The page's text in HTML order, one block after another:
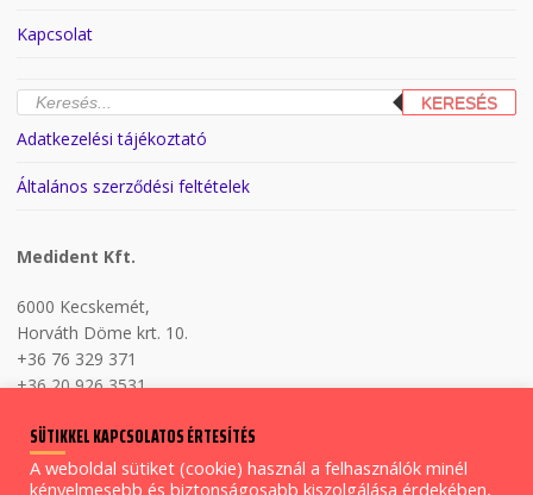
Kapcsolat
Products
search KERESÉS
Adatkezelési tájékoztató
Általános szerződési feltételek
Medident Kft.
6000 Kecskemét,
Horváth Döme krt. 10.
+36 76 329 371
+36 20 926 3531
SÜTIKKEL KAPCSOLATOS ÉRTESÍTÉS
A weboldal sütiket (cookie) használ a felhasználók minél
kényelmesebb és biztonságosabb kiszolgálása érdekében,